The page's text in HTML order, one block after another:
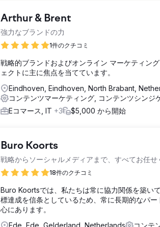
Arthur & Brent
強力なブランドの力
1件のクチコミ
戦略的ブランドおよびオンライン マーケティン
ェクトに主に焦点を当てています。
Eindhoven, Eindhoven, North Brabant,
コンテンツマーケティング, コンテンツシンジ
Eコマース, IT +3 $5,000 から開始
Buro Koorts
戦略からソーシャルメディアまで、すべてお任せ
18件のクチコミ
Buro Koortsでは、私たちは常に協力関係を築い
標達成を信条としているため、常に長期的なパ
心にあります。
Ede, Ede, Gelderland, Netherlands
コンテ